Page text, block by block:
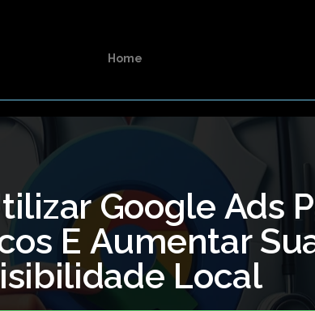
Home
Google Ads
E Aumentar
Local